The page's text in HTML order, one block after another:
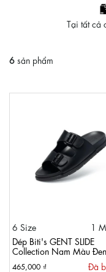
Tại tất cả
6 sản phẩm
6 Size
1
Dép Biti's GENT SLIDE
Collection Nam Màu Đen
465,000 ₫ Đã